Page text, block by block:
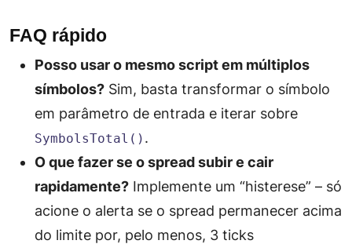
FAQ rápido
Posso usar o mesmo script em múltiplos
símbolos? Sim, basta transformar o símbolo
em parâmetro de entrada e iterar sobre
SymbolsTotal() .
O que fazer se o spread subir e cair
rapidamente? Implemente um “histerese” – só
acione o alerta se o spread permanecer acima
do limite por, pelo menos, 3 ticks